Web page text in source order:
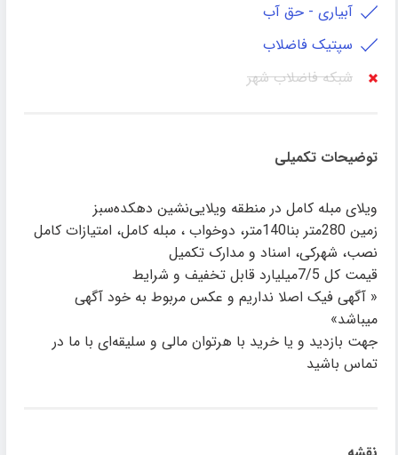
آبیاری - حق آب
سپتیک فاضلاب
شبکه فاضلاب شهر
توضیحات تکمیلی
ویلای مبله کامل در منطقه ویلایی‌نشین دهکده‌سبز
زمین 280متر بنا140متر، دوخواب ، مبله کامل، امتیازات کامل
نصب، شهرکی، اسناد و مدارک تکمیل
قیمت کل 7/5میلیارد قابل تخفیف و شرایط
« آگهی فیک اصلا نداریم و عکس مربوط به خود آگهی
میباشد»
جهت بازدید و یا خرید با هرتوان مالی و سلیقه‌ای با ما در
تماس باشید